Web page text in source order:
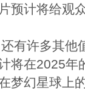
预计将给观
有许多其他
将在2025年
梦幻星球上